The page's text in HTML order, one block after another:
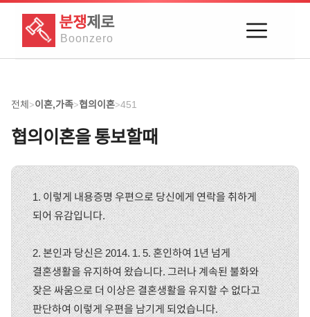
분쟁제로
Boonzero
전체>이혼,가족>협의이혼>451
협의이혼을 통보할때
1. 이렇게 내용증명 우편으로 당신에게 연락을 취하게
되어 유감입니다.
2. 본인과 당신은 2014. 1. 5. 혼인하여 1년 넘게
결혼생활을 유지하여 왔습니다. 그러나 계속된 불화와
잦은 싸움으로 더 이상은 결혼생활을 유지할 수 없다고
판단하여 이렇게 우편을 남기게 되었습니다.